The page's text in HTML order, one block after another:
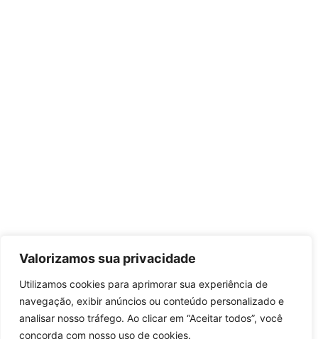
Valorizamos sua privacidade
Utilizamos cookies para aprimorar sua experiência de
navegação, exibir anúncios ou conteúdo personalizado e
analisar nosso tráfego. Ao clicar em “Aceitar todos”, você
concorda com nosso uso de cookies.